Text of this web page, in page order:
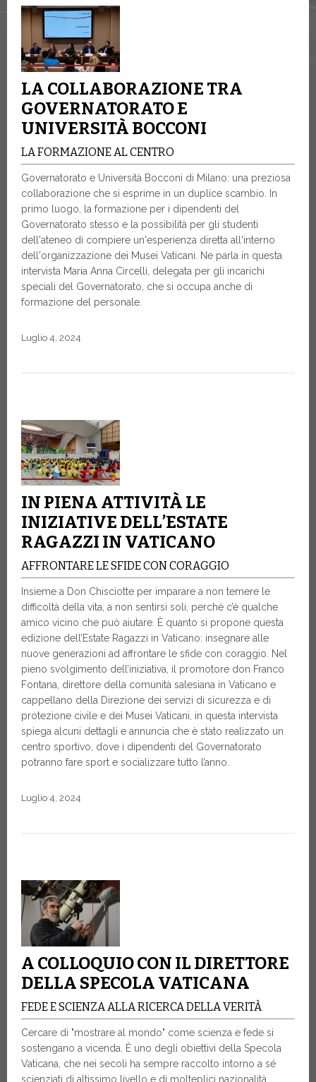
LA COLLABORAZIONE TRA
GOVERNATORATO E
UNIVERSITÀ BOCCONI
LA FORMAZIONE AL CENTRO
Governatorato e Università Bocconi di Milano: una preziosa
collaborazione che si esprime in un duplice scambio. In
primo luogo, la formazione per i dipendenti del
Governatorato stesso e la possibilità per gli studenti
dell'ateneo di compiere un'esperienza diretta all'interno
dell'organizzazione dei Musei Vaticani. Ne parla in questa
intervista Maria Anna Circelli, delegata per gli incarichi
speciali del Governatorato, che si occupa anche di
formazione del personale.
Luglio 4, 2024
IN PIENA ATTIVITÀ LE
INIZIATIVE DELL’ESTATE
RAGAZZI IN VATICANO
AFFRONTARE LE SFIDE CON CORAGGIO
Insieme a Don Chisciotte per imparare a non temere le
difficoltà della vita, a non sentirsi soli, perché c’è qualche
amico vicino che può aiutare. È quanto si propone questa
edizione dell’Estate Ragazzi in Vaticano: insegnare alle
nuove generazioni ad affrontare le sfide con coraggio. Nel
pieno svolgimento dell’iniziativa, il promotore don Franco
Fontana, direttore della comunità salesiana in Vaticano e
cappellano della Direzione dei servizi di sicurezza e di
protezione civile e dei Musei Vaticani, in questa intervista
spiega alcuni dettagli e annuncia che è stato realizzato un
centro sportivo, dove i dipendenti del Governatorato
potranno fare sport e socializzare tutto l’anno.
Luglio 4, 2024
A COLLOQUIO CON IL DIRETTORE
DELLA SPECOLA VATICANA
FEDE E SCIENZA ALLA RICERCA DELLA VERITÀ
Cercare di "mostrare al mondo" come scienza e fede si
sostengano a vicenda. È uno degli obiettivi della Specola
Vaticana, che nei secoli ha sempre raccolto intorno a sé
scienziati di altissimo livello e di molteplici nazionalità,